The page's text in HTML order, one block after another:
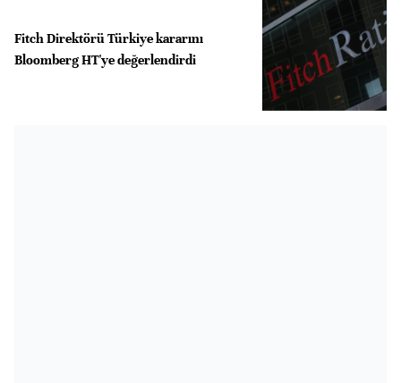
Fitch Direktörü Türkiye kararını
Bloomberg HT'ye değerlendirdi